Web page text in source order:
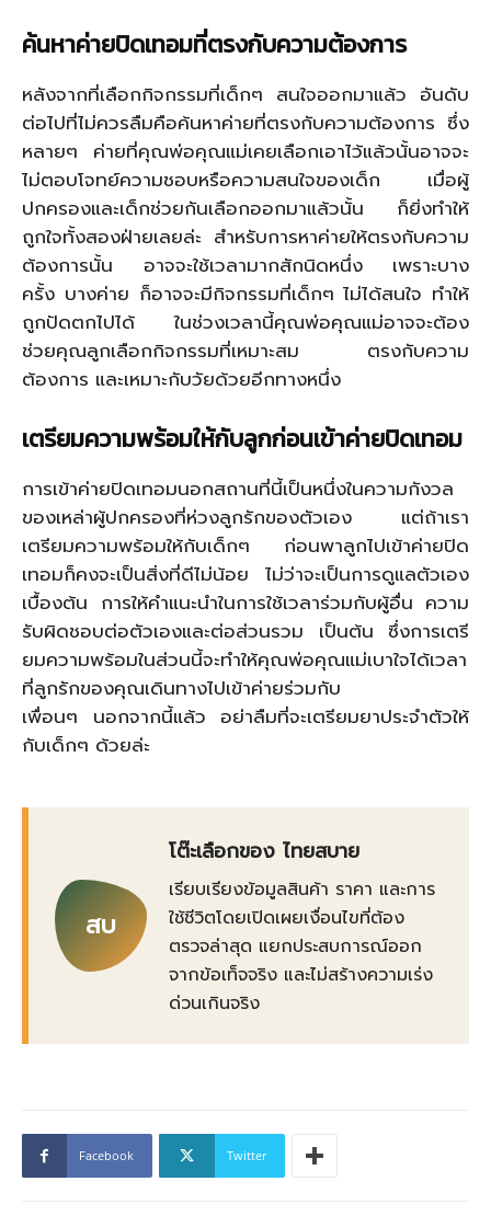
ค้นหาค่ายปิดเทอมที่ตรงกับความต้องการ
หลังจากที่เลือกกิจกรรมที่เด็กๆ สนใจออกมาแล้ว อันดับ
ต่อไปที่ไม่ควรลืมคือค้นหาค่ายที่ตรงกับความต้องการ ซึ่ง
หลายๆ ค่ายที่คุณพ่อคุณแม่เคยเลือกเอาไว้แล้วนั้นอาจจะ
ไม่ตอบโจทย์ความชอบหรือความสนใจของเด็ก เมื่อผู้
ปกครองและเด็กช่วยกันเลือกออกมาแล้วนั้น ก็ยิ่งทำให้
ถูกใจทั้งสองฝ่ายเลยล่ะ สำหรับการหาค่ายให้ตรงกับความ
ต้องการนั้น อาจจะใช้เวลามากสักนิดหนึ่ง เพราะบาง
ครั้ง บางค่าย ก็อาจจะมีกิจกรรมที่เด็กๆ ไม่ได้สนใจ ทำให้
ถูกปัดตกไปได้ ในช่วงเวลานี้คุณพ่อคุณแม่อาจจะต้อง
ช่วยคุณลูกเลือกกิจกรรมที่เหมาะสม ตรงกับความ
ต้องการ และเหมาะกับวัยด้วยอีกทางหนึ่ง
เตรียมความพร้อมให้กับลูกก่อนเข้าค่ายปิดเทอม
การเข้าค่ายปิดเทอมนอกสถานที่นี้เป็นหนึ่งในความกังวล
ของเหล่าผู้ปกครองที่ห่วงลูกรักของตัวเอง แต่ถ้าเรา
เตรียมความพร้อมให้กับเด็กๆ ก่อนพาลูกไปเข้าค่ายปิด
เทอมก็คงจะเป็นสิ่งที่ดีไม่น้อย ไม่ว่าจะเป็นการดูแลตัวเอง
เบื้องต้น การให้คำแนะนำในการใช้เวลาร่วมกับผู้อื่น ความ
รับผิดชอบต่อตัวเองและต่อส่วนรวม เป็นต้น ซึ่งการเตรี
ยมความพร้อมในส่วนนี้จะทำให้คุณพ่อคุณแม่เบาใจได้เวลา
ที่ลูกรักของคุณเดินทางไปเข้าค่ายร่วมกับ
เพื่อนๆ นอกจากนี้แล้ว อย่าลืมที่จะเตรียมยาประจำตัวให้
กับเด็กๆ ด้วยล่ะ
สบ
โต๊ะเลือกของ ไทยสบาย
เรียบเรียงข้อมูลสินค้า ราคา และการ
ใช้ชีวิตโดยเปิดเผยเงื่อนไขที่ต้อง
ตรวจล่าสุด แยกประสบการณ์ออก
จากข้อเท็จจริง และไม่สร้างความเร่ง
ด่วนเกินจริง
Facebook Twitter